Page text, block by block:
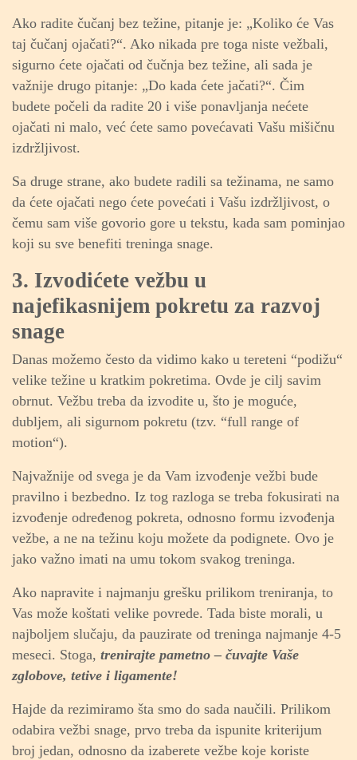
Ako radite čučanj bez težine, pitanje je: „Koliko će Vas
taj čučanj ojačati?“. Ako nikada pre toga niste vežbali,
sigurno ćete ojačati od čučnja bez težine, ali sada je
važnije drugo pitanje: „Do kada ćete jačati?“. Čim
budete počeli da radite 20 i više ponavljanja nećete
ojačati ni malo, već ćete samo povećavati Vašu mišičnu
izdržljivost.
Sa druge strane, ako budete radili sa težinama, ne samo
da ćete ojačati nego ćete povećati i Vašu izdržljivost, o
čemu sam više govorio gore u tekstu, kada sam pominjao
koji su sve benefiti treninga snage.
3. Izvodićete vežbu u
najefikasnijem pokretu za razvoj
snage
Danas možemo često da vidimo kako u tereteni “podižu“
velike težine u kratkim pokretima. Ovde je cilj savim
obrnut. Vežbu treba da izvodite u, što je moguće,
dubljem, ali sigurnom pokretu (tzv. “full range of
motion“).
Najvažnije od svega je da Vam izvođenje vežbi bude
pravilno i bezbedno. Iz tog razloga se treba fokusirati na
izvođenje određenog pokreta, odnosno formu izvođenja
vežbe, a ne na težinu koju možete da podignete. Ovo je
jako važno imati na umu tokom svakog treninga.
Ako napravite i najmanju grešku prilikom treniranja, to
Vas može koštati velike povrede. Tada biste morali, u
najboljem slučaju, da pauzirate od treninga najmanje 4-5
meseci. Stoga, trenirajte pametno – čuvajte Vaše
zglobove, tetive i ligamente!
Hajde da rezimiramo šta smo do sada naučili. Prilikom
odabira vežbi snage, prvo treba da ispunite kriterijum
broj jedan, odnosno da izaberete vežbe koje koriste